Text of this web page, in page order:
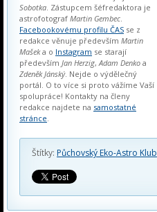
Sobotka. Zástupcem šéfredaktora je
astrofotograf Martin Gembec.
Facebookovému profilu ČAS se z
redakce věnuje především Martin
Mašeka o Instagram se starají
především Jan Herzig,Adam Denko a
Zdeněk Jánský. Nejde o výdělečný
portál. O to více si proto vážíme Vaší
spolupráce! Kontakty na členy
redakce najdete na samostatné
stránce.
Štítky: Půchovský Eko-Astro Klub